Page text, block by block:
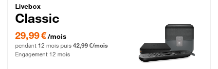
Livebox Classic Fibre
Livebox
Classic
29,99 € par mois pendant 12 mois puis 42,99 € par mois, Engagement 12 mois
29,99 €/mois
pendant 12 mois puis 42,99 €/mois
Engagement 12 mois